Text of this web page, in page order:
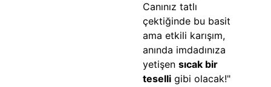
Canınız tatlı
çektiğinde bu basit
ama etkili karışım,
anında imdadınıza
yetişensıcak bir
teselli gibi olacak!"